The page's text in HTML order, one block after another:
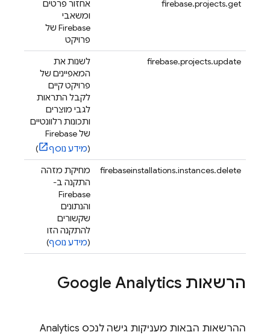
firebase.projects.get
אחזור פרטים
ומשאבי
Firebase של
פרויקט
firebase.projects.update
לשנות את
המאפיינים של
פרויקט קיים
לקבל התראות
לגבי מוצרים
ותכונות רלוונטיים
של Firebase
(מידע נוסף
)
firebaseinstallations.instances.delete
מחיקת מזהה
התקנה ב-
Firebase
והנתונים
שקשורים
להתקנה הזו
(מידע נוסף)
הרשאות Google Analytics
ההרשאות הבאות מעניקות גישה לנכס Analytics